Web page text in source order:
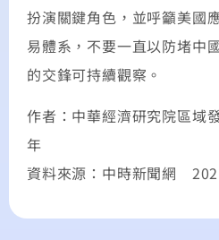
扮演關鍵角色，並呼籲美國
易體系，不要一直以防堵中
的交鋒可持續觀察。
作者：中華經濟研究院區域
年
資料來源：中時新聞網